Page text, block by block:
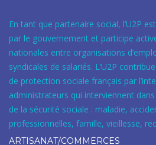
En tant que partenaire social, l’U2P
par le gouvernement et participe
nationales entre organisations
syndicales de salariés. L’U2P
de protection sociale français par
administrateurs qui interviennent
de la sécurité sociale : maladie,
professionnelles, famille, vieillesse,
ARTISANAT/COMMERCES